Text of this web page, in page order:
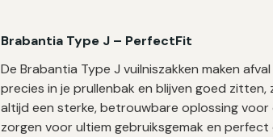
Brabantia Type J – PerfectFit
De Brabantia Type J vuilniszakken maken
precies in je prullenbak en blijven goed
altijd een sterke, betrouwbare oplossing voor
zorgen voor ultiem gebruiksgemak en perfect